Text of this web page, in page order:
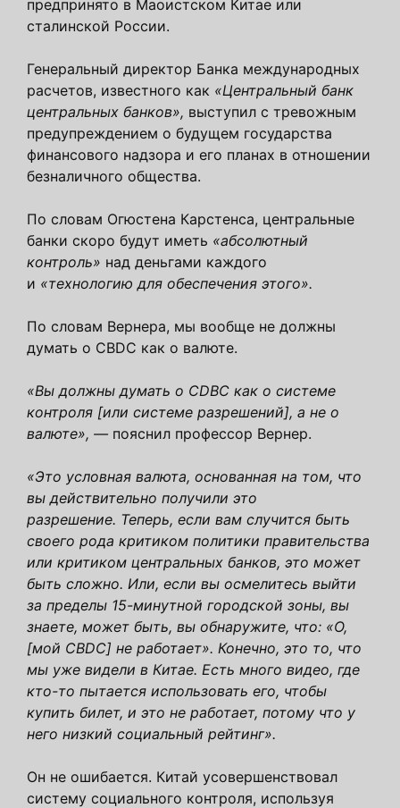
предпринято в Маоистском Китае или
сталинской России.
Генеральный директор Банка международных
расчетов, известного как «Центральный банк
центральных банков», выступил с тревожным
предупреждением о будущем государства
финансового надзора и его планах в отношении
безналичного общества.
По словам Огюстена Карстенса, центральные
банки скоро будут иметь «абсолютный
контроль» над деньгами каждого
и «технологию для обеспечения этого».
По словам Вернера, мы вообще не должны
думать о CBDC как о валюте.
«Вы должны думать о CDBC как о системе
контроля [или системе разрешений], а не о
валюте», — пояснил профессор Вернер.
«Это условная валюта, основанная на том, что
вы действительно получили это
разрешение. Теперь, если вам случится быть
своего рода критиком политики правительства
или критиком центральных банков, это может
быть сложно. Или, если вы осмелитесь выйти
за пределы 15-минутной городской зоны, вы
знаете, может быть, вы обнаружите, что: «О,
[мой CBDC] не работает». Конечно, это то, что
мы уже видели в Китае. Есть много видео, где
кто-то пытается использовать его, чтобы
купить билет, и это не работает, потому что у
него низкий социальный рейтинг».
Он не ошибается. Китай усовершенствовал
систему социального контроля, используя